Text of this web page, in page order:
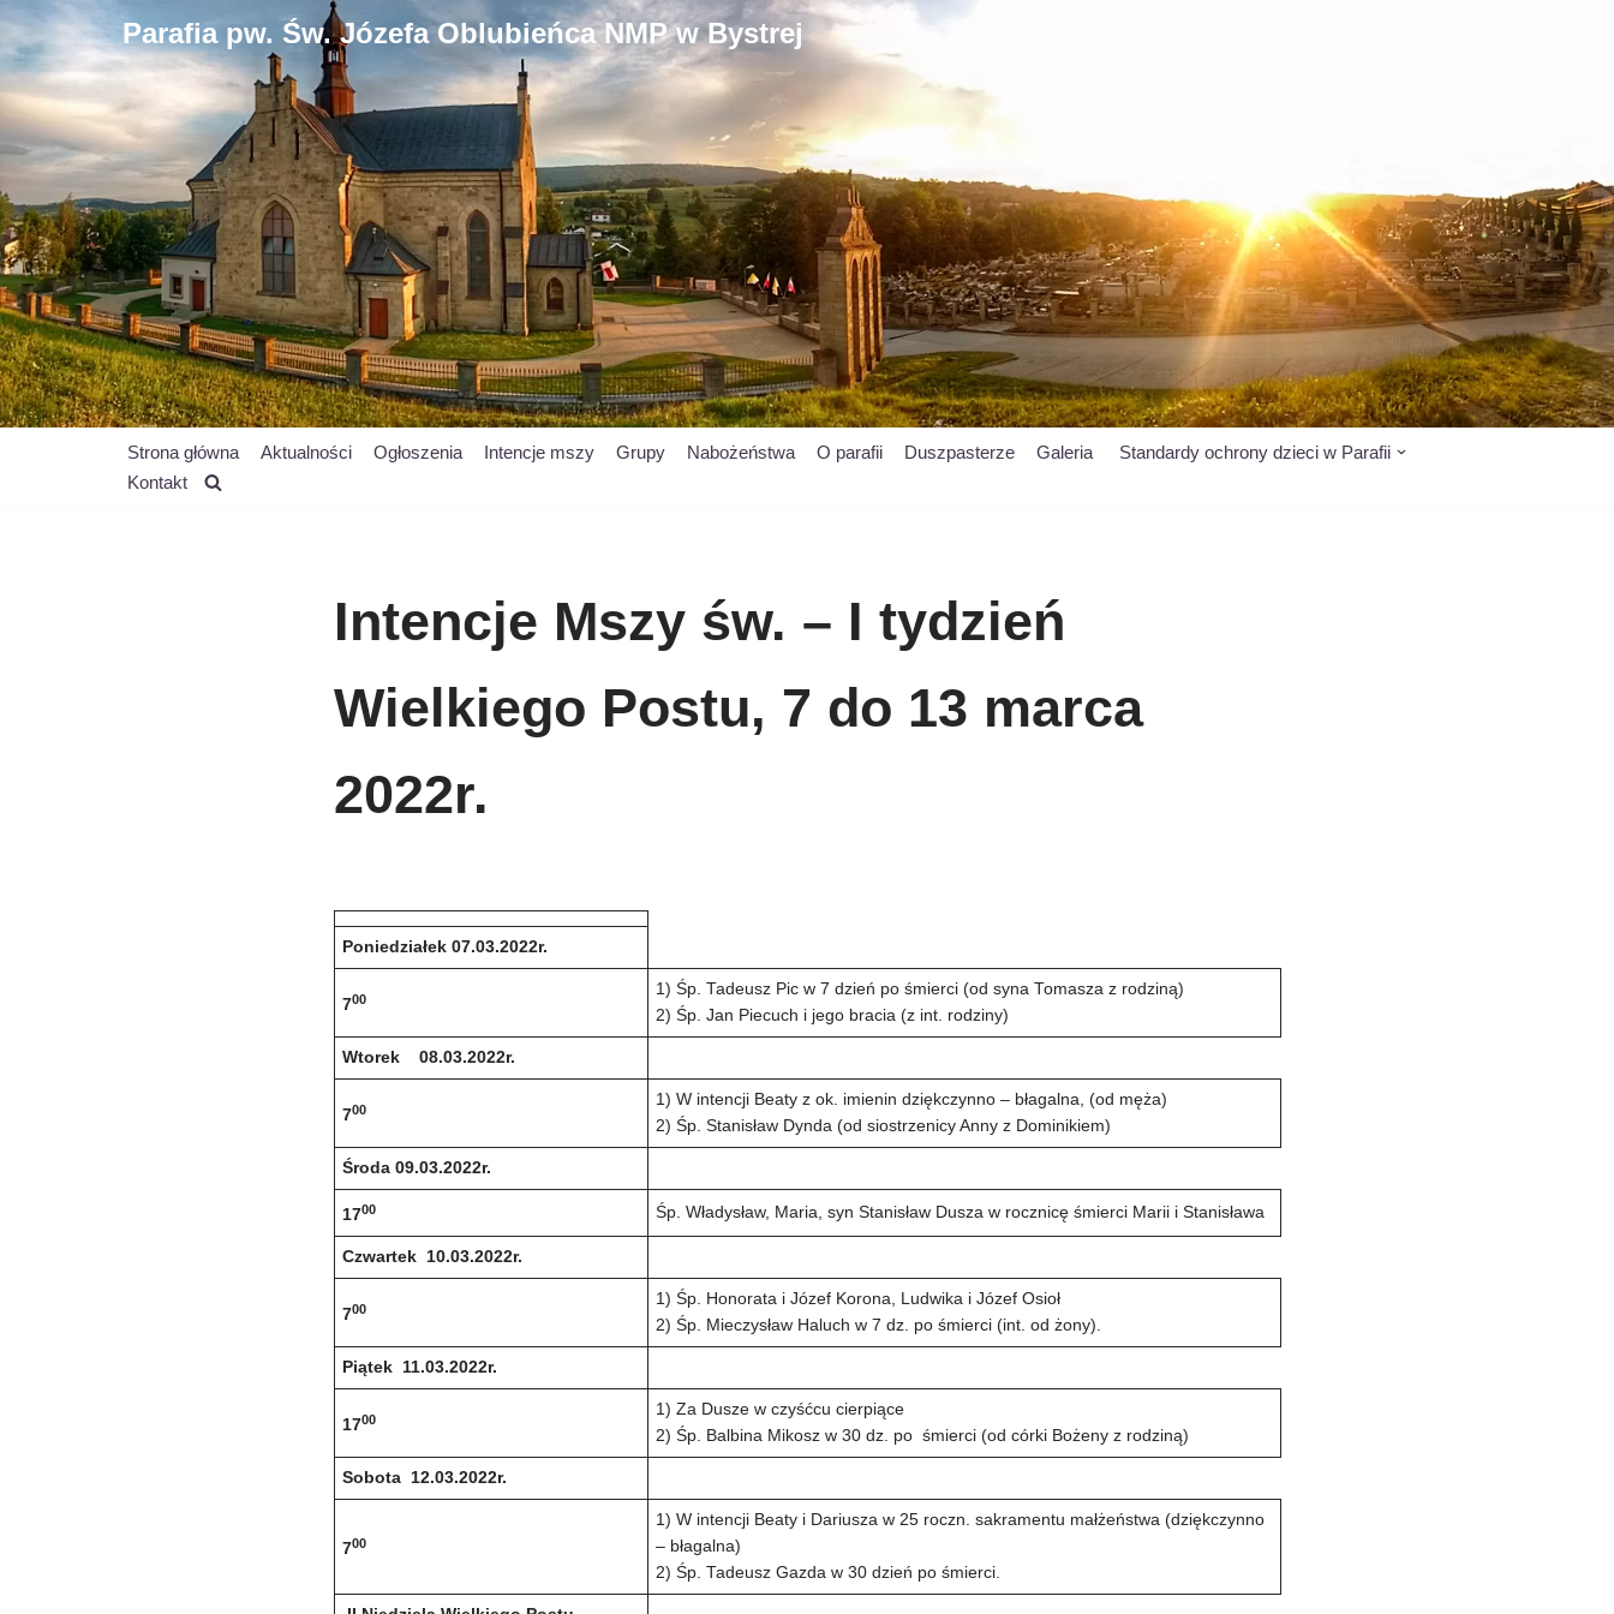
Przejdź
do
treści
Parafia pw. Św. Józefa Oblubieńca NMP w Bystrej
Strona główna Aktualności Ogłoszenia Intencje mszy Grupy Nabożeństwa O parafii Duszpasterze Galeria
Standardy ochrony dzieci w Parafii
Kontakt
Intencje Mszy św. – I tydzień
Wielkiego Postu, 7 do 13 marca
2022r.
Poniedziałek 07.03.2022r.
700
1) Śp. Tadeusz Pic w 7 dzień po śmierci (od syna Tomasza z rodziną)
2) Śp. Jan Piecuch i jego bracia (z int. rodziny)
Wtorek 08.03.2022r.
700
1) W intencji Beaty z ok. imienin dziękczynno – błagalna, (od męża)
2) Śp. Stanisław Dynda (od siostrzenicy Anny z Dominikiem)
Środa 09.03.2022r.
1700 Śp. Władysław, Maria, syn Stanisław Dusza w rocznicę śmierci Marii i Stanisława
Czwartek 10.03.2022r.
700
1) Śp. Honorata i Józef Korona, Ludwika i Józef Osioł
2) Śp. Mieczysław Haluch w 7 dz. po śmierci (int. od żony).
Piątek 11.03.2022r.
1700
1) Za Dusze w czyśćcu cierpiące
2) Śp. Balbina Mikosz w 30 dz. po śmierci (od córki Bożeny z rodziną)
Sobota 12.03.2022r.
700
1) W intencji Beaty i Dariusza w 25 roczn. sakramentu małżeństwa (dziękczynno
– błagalna)
2) Śp. Tadeusz Gazda w 30 dzień po śmierci.